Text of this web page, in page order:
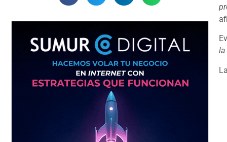
la